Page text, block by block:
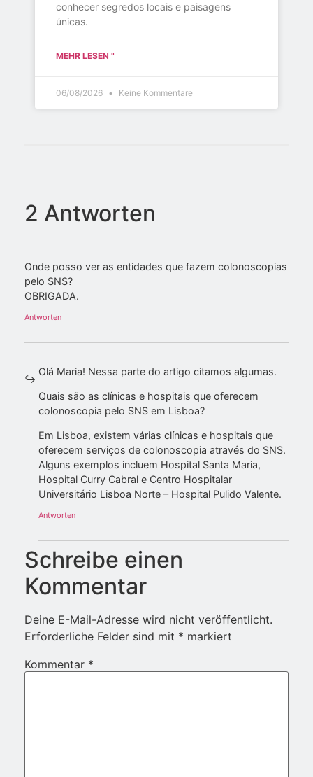
conhecer segredos locais e paisagens
únicas.
MEHR LESEN "
06/08/2026 Keine Kommentare
2 Antworten
Onde posso ver as entidades que fazem colonoscopias
pelo SNS?
OBRIGADA.
Antworten
Olá Maria! Nessa parte do artigo citamos algumas.
Quais são as clínicas e hospitais que oferecem
colonoscopia pelo SNS em Lisboa?
Em Lisboa, existem várias clínicas e hospitais que
oferecem serviços de colonoscopia através do SNS.
Alguns exemplos incluem Hospital Santa Maria,
Hospital Curry Cabral e Centro Hospitalar
Universitário Lisboa Norte – Hospital Pulido Valente.
Antworten
Schreibe einen
Kommentar
Deine E-Mail-Adresse wird nicht veröffentlicht.
Erforderliche Felder sind mit * markiert
Kommentar *